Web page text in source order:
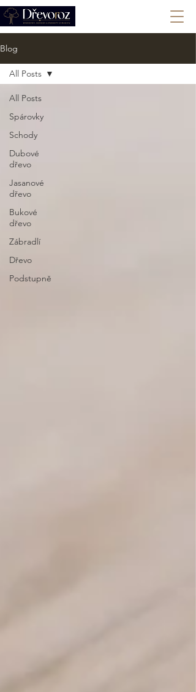
Blog
All Posts
Spárovky
Schody
Dubové
dřevo
Jasanové
dřevo
Bukové
dřevo
Zábradlí
Dřevo
Podstupně
All Posts